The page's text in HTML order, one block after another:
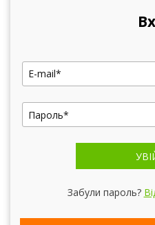
Забули пароль?